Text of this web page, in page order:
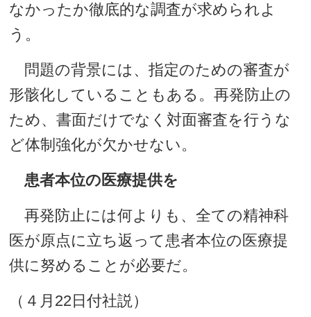
なかったか徹底的な調査が求められよ
う。
問題の背景には、指定のための審査が
形骸化していることもある。再発防止の
ため、書面だけでなく対面審査を行うな
ど体制強化が欠かせない。
患者本位の医療提供を
再発防止には何よりも、全ての精神科
医が原点に立ち返って患者本位の医療提
供に努めることが必要だ。
（４月22日付社説）